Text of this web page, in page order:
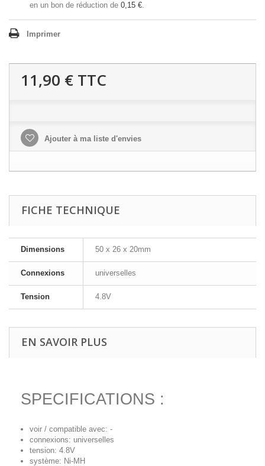
en un bon de réduction de 0,15 €.
Imprimer
11,90 € TTC
Ajouter à ma liste d'envies
FICHE TECHNIQUE
Dimensions 50 x 26 x 20mm
Connexions universelles
Tension 4.8V
EN SAVOIR PLUS
SPECIFICATIONS :
voir / compatible avec: -
connexions: universelles
tension: 4.8V
système: Ni-MH